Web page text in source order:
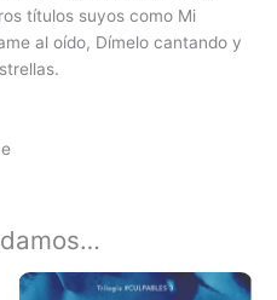
títulos suyos como Mi
al oído, Dímelo cantando y